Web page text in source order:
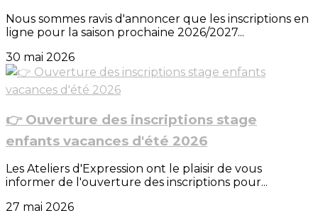
Nous sommes ravis d'annoncer que les inscriptions en
ligne pour la saison prochaine 2026/2027...
30 mai 2026
👉 Ouverture des inscriptions stage
enfants vacances d'été 2026
Les Ateliers d'Expression ont le plaisir de vous
informer de l'ouverture des inscriptions pour...
27 mai 2026